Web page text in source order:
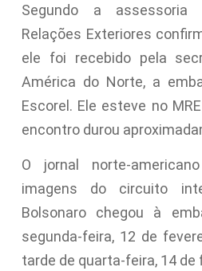
Segundo a
Relações Exteriores
ele foi recebido pela
América do Norte, a
Escorel. Ele esteve no
encontro durou
O jornal norte-
imagens do circuito
Bolsonaro chegou à
segunda-feira, 12 de
tarde de quarta-feira, 14 de